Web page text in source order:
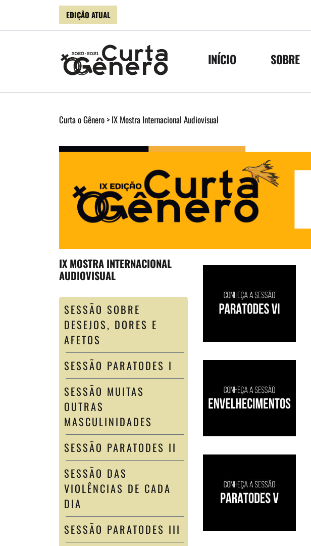
EDIÇÃO ATUAL
INÍCIO SOBRE
Curta o Gênero > IX Mostra Internacional Audiovisual
IX MOSTRA INTERNACIONAL
AUDIOVISUAL
SESSÃO SOBRE
DESEJOS, DORES E
AFETOS
SESSÃO PARATODES I
SESSÃO MUITAS
OUTRAS
MASCULINIDADES
SESSÃO PARATODES II
SESSÃO DAS
VIOLÊNCIAS DE CADA
DIA
SESSÃO PARATODES III